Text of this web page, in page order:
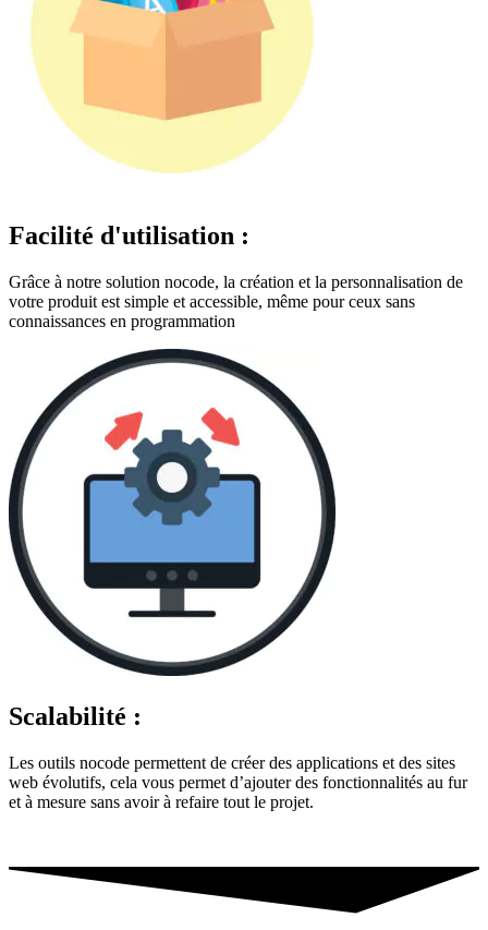
Facilité d'utilisation :
Grâce à notre solution nocode, la création et la personnalisation de
votre produit est simple et accessible, même pour ceux sans
connaissances en programmation
Scalabilité :
Les outils nocode permettent de créer des applications et des sites
web évolutifs, cela vous permet d’ajouter des fonctionnalités au fur
et à mesure sans avoir à refaire tout le projet.